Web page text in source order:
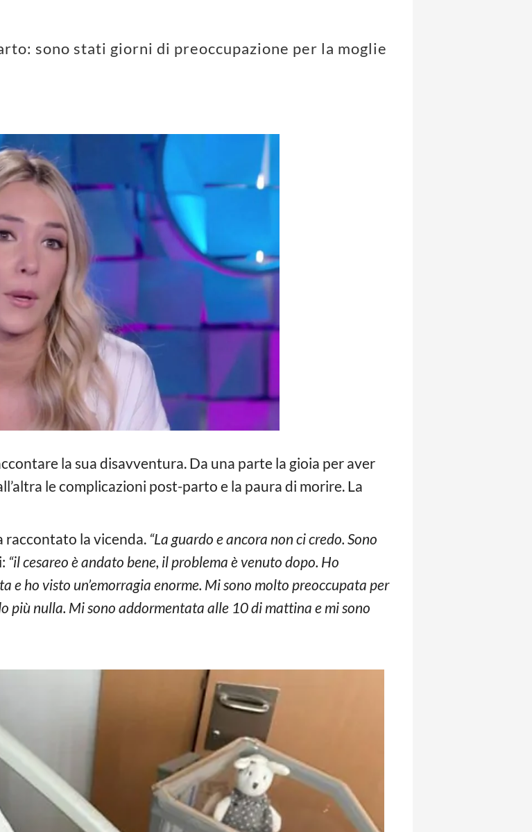
sono stati giorni di preoccupazione per la moglie
la sua disavventura. Da una parte la gioia per aver
le complicazioni post-parto e la paura di morire. La
raccontato la vicenda. “La guardo e ancora non ci credo. Sono
“il cesareo è andato bene, il problema è venuto dopo. Ho
e ho visto un’emorragia enorme. Mi sono molto preoccupata per
più nulla. Mi sono addormentata alle 10 di mattina e mi sono